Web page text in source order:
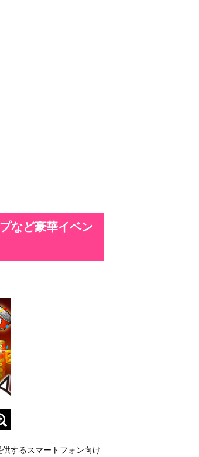
など豪華イベン
するスマートフォン向け